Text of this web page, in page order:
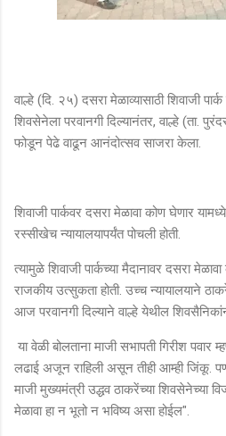
वाल्हे (दि. २५) दसरा मेळाव्यासाठी शिवाजी
शिवसेनेला परवानगी दिल्यानंतर, वाल्हे (ता.
फोडून पेढे वाढून आनंदोत्सव साजरा केला.
शिवाजी पार्कवर दसरा मेळावा कोण घेणार
रस्सीखेच न्यायालयापर्यंत पोचली होती.
त्यामुळे शिवाजी पार्कच्या मैदानावर दसरा
राजकीय उत्सुकता होती. उच्च न्यायालयाने
आज परवानगी दिल्याने वाल्हे येथील
या वेळी बोलताना माजी सभापती गिरीश पवार
लढाई अजून राहिली असून तीही आम्ही जिंकू.
माजी मुख्यमंत्री उद्धव ठाकरेंच्या शिवसेनेच्या
मेळावा हा न भूतो न भविष्य असा होईल".